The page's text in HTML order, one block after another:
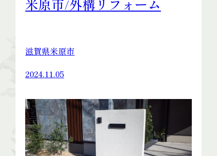
米原市/外構リフォーム
滋賀県米原市
2024.11.05